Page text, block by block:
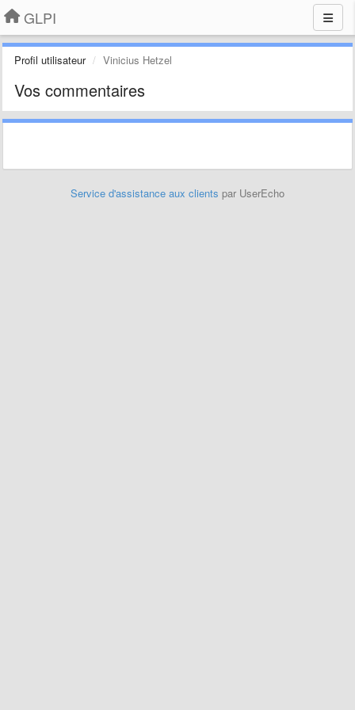
GLPI
Profil utilisateur Vinicius Hetzel
Vos commentaires
Service d'assistance aux clients par UserEcho